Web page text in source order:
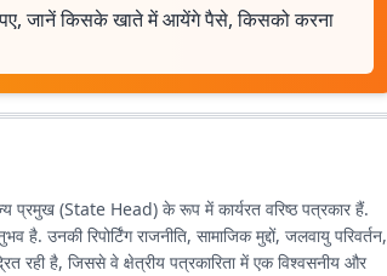
जानें किसके खाते में आयेंगे पैसे, किसको करना
प्रमुख (State Head) के रूप में कार्यरत वरिष्ठ पत्रकार हैं.
उनकी रिपोर्टिंग राजनीति, सामाजिक मुद्दों, जलवायु परिवर्तन,
रही है, जिससे वे क्षेत्रीय पत्रकारिता में एक विश्वसनीय और